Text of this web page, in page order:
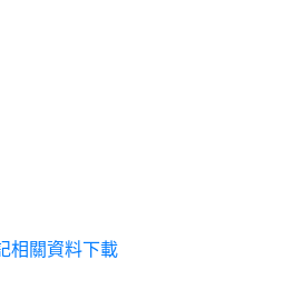
相關資料下載